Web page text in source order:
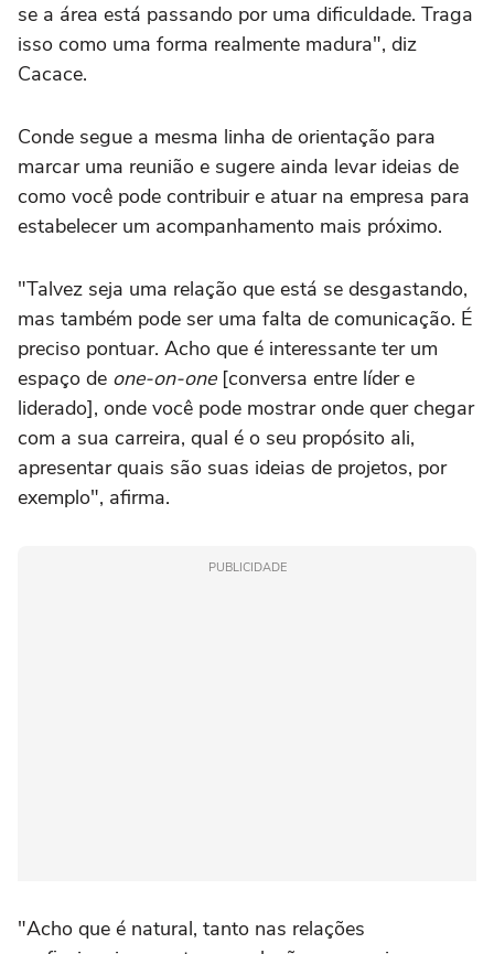
se a área está passando por uma dificuldade. Traga
isso como uma forma realmente madura", diz
Cacace.
Conde segue a mesma linha de orientação para
marcar uma reunião e sugere ainda levar ideias de
como você pode contribuir e atuar na empresa para
estabelecer um acompanhamento mais próximo.
"Talvez seja uma relação que está se desgastando,
mas também pode ser uma falta de comunicação. É
preciso pontuar. Acho que é interessante ter um
espaço de one-on-one[conversa entre líder e
liderado], onde você pode mostrar onde quer chegar
com a sua carreira, qual é o seu propósito ali,
apresentar quais são suas ideias de projetos, por
exemplo", afirma.
PUBLICIDADE
"Acho que é natural, tanto nas relações